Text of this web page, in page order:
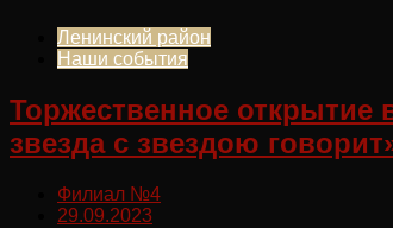
Ленинский район
Наши события
Торжественное
звезда с звездою
Филиал №4
29.09.2023